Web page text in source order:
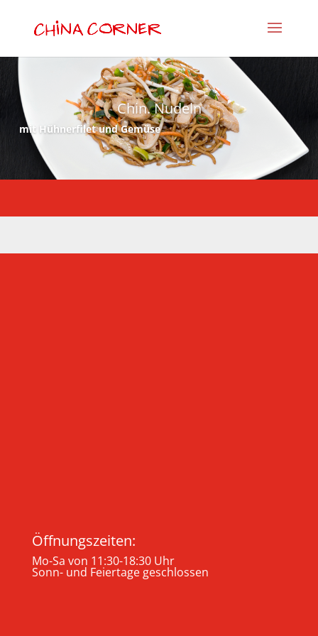
Chin. Nudeln
mit Hühnerfilet und Gemüse
Öffnungszeiten:
Mo-Sa von 11:30-18:30 Uhr
Sonn- und Feiertage geschlossen